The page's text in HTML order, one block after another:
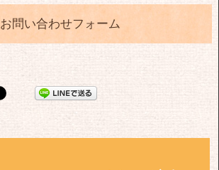
お問い合わせフォーム